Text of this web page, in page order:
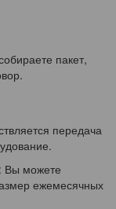
пакет,
передача
Вы можете
ежемесячных